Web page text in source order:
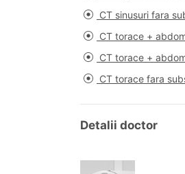
CT sinusuri fara
CT torace +
CT torace +
CT torace fara
Detalii doctor